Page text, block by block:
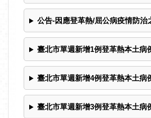
公告-因應登革熱/屈公病疫情防治
臺北市單週新增1例登革熱本土病
臺北市單週新增4例登革熱本土病
臺北市單週新增3例登革熱本土